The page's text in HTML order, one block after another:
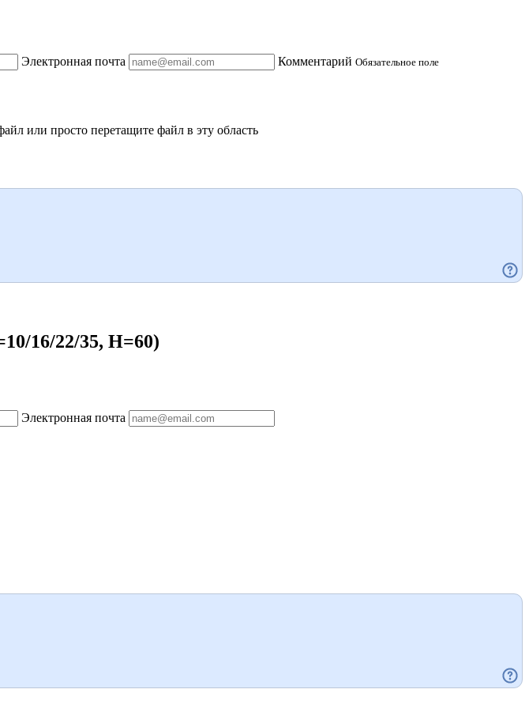
Электронная почта Комментарий Обязательное поле
или просто перетащите файл в эту область
16/22/35, H=60)
Электронная почта